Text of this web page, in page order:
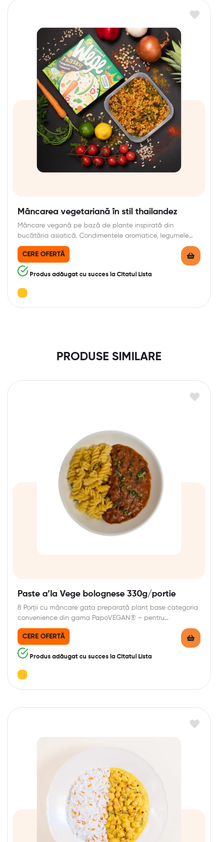
Mâncarea vegetariană în stil thailandez
Mâncare vegană pe bază de plante inspirată din
bucătăria asiatică. Condimentele aromatice, legumele
specifice și…
CERE OFERTĂ
Produs adăugat cu succes la Citatul Lista
PRODUSE SIMILARE
Paste a’la Vege bolognese 330g/portie
8 Porții cu mâncare gata preparată plant base categoria
convenience din gama PapoVEGAN® – pentru…
CERE OFERTĂ
Produs adăugat cu succes la Citatul Lista